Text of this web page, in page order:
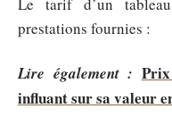
prestations fournies :
Lire également :
influant sur sa valeur